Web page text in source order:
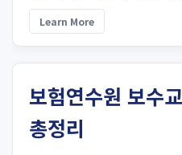
Learn More
보험연수원 보수
총정리